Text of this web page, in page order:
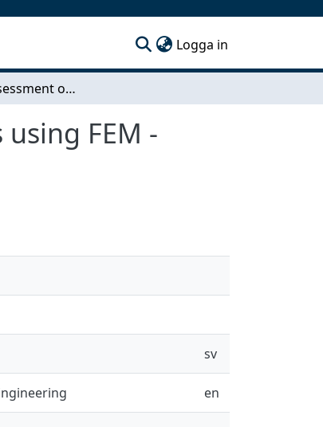
Logga in
Structural assessment of concrete bridge deck slabs using FEM - Distribution of moments and shear forces
FEM -
sv
en